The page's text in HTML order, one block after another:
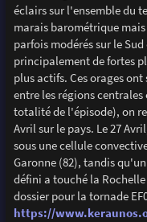
éclairs sur l'ensemble du
marais barométrique
parfois modérés sur le
principalement de fortes
plus actifs. Ces orages
entre les régions centrales
totalité de l'épisode), on
Avril sur le pays. Le 27
sous une cellule
Garonne (82), tandis
défini a touché la
dossier pour la tornade
https://